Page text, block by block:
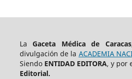
LaGaceta Médica de Caracas
divulgación de la ACADEMIA
Siendo ENTIDAD EDITORA, y por
Editorial.